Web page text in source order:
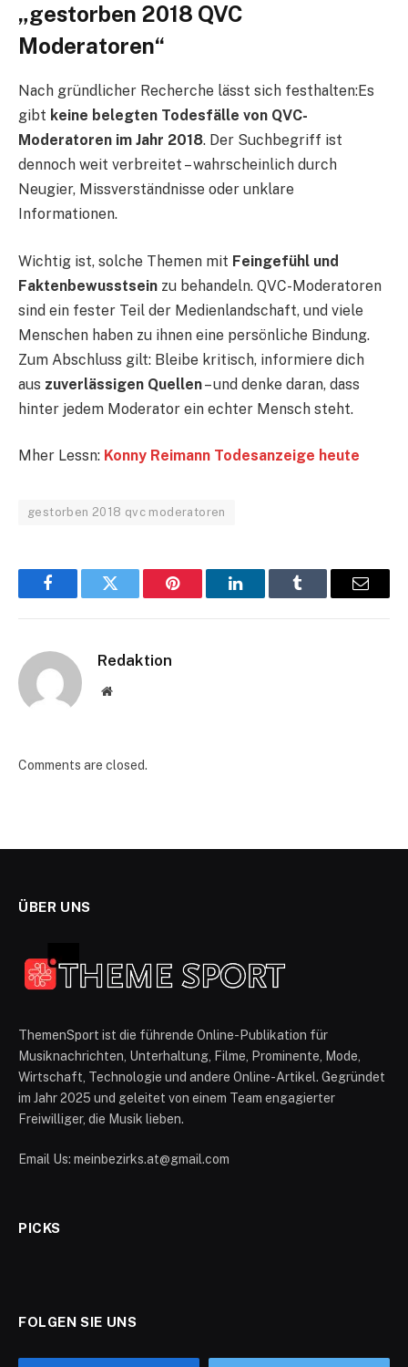
„gestorben 2018 QVC
Moderatoren“
Nach gründlicher Recherche lässt sich festhalten:Es
gibt keine belegten Todesfälle von QVC-
Moderatoren im Jahr 2018. Der Suchbegriff ist
dennoch weit verbreitet – wahrscheinlich durch
Neugier, Missverständnisse oder unklare
Informationen.
Wichtig ist, solche Themen mit Feingefühl und
Faktenbewusstsein zu behandeln. QVC-Moderatoren
sind ein fester Teil der Medienlandschaft, und viele
Menschen haben zu ihnen eine persönliche Bindung.
Zum Abschluss gilt: Bleibe kritisch, informiere dich
aus zuverlässigen Quellen– und denke daran, dass
hinter jedem Moderator ein echter Mensch steht.
Mher Lessn: Konny Reimann Todesanzeige heute
gestorben 2018 qvc moderatoren
FacebookTwitter Pinterest LinkedInTumblr Email
Redaktion
Website
Comments are closed.
ÜBER UNS
ThemenSport ist die führende Online-Publikation für
Musiknachrichten, Unterhaltung, Filme, Prominente, Mode,
Wirtschaft, Technologie und andere Online-Artikel. Gegründet
im Jahr 2025 und geleitet von einem Team engagierter
Freiwilliger, die Musik lieben.
Email Us: meinbezirks.at@gmail.com
PICKS
FOLGEN SIE UNS